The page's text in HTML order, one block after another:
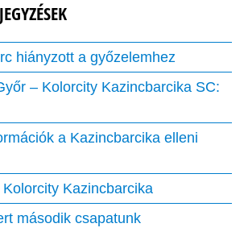
hiányzott a győzelemhez
– Kolorcity Kazincbarcika SC:
a Kazincbarcika elleni
Kazincbarcika
második csapatunk